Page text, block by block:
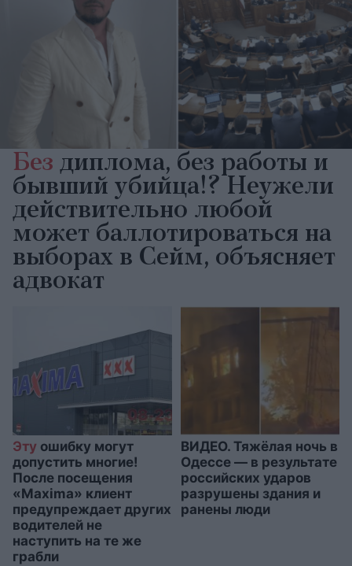
Без диплома, без работы и
бывший убийца!? Неужели
действительно любой
может баллотироваться на
выборах в Сейм, объясняет
адвокат
Эту ошибку могут
допустить многие!
После посещения
«Maxima» клиент
предупреждает других
водителей не
наступить на те же
грабли
ВИДЕО. Тяжёлая ночь в
Одессе — в результате
российских ударов
разрушены здания и
ранены люди